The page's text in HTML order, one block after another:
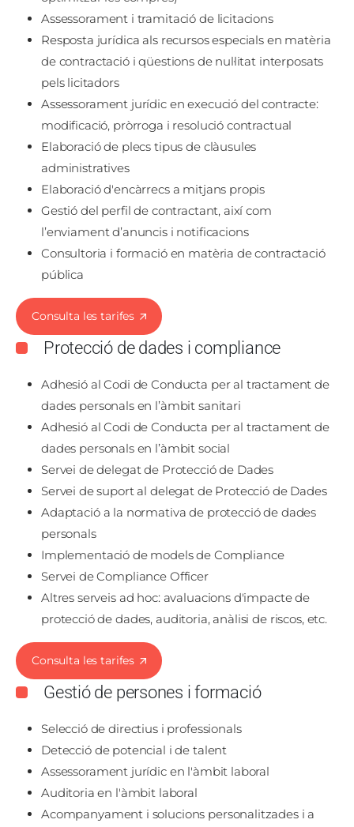
Assessorament i tramitació de licitacions
Resposta jurídica als recursos especials en matèria
de contractació i qüestions de nul·litat interposats
pels licitadors
Assessorament jurídic en execució del contracte:
modificació, pròrroga i resolució contractual
Elaboració de plecs tipus de clàusules
administratives
Elaboració d'encàrrecs a mitjans propis
Gestió del perfil de contractant, així com
l’enviament d’anuncis i notificacions
Consultoria i formació en matèria de contractació
pública
Consulta les tarifes
Protecció de dades i compliance
Adhesió al Codi de Conducta per al tractament de
dades personals en l’àmbit sanitari
Adhesió al Codi de Conducta per al tractament de
dades personals en l’àmbit social
Servei de delegat de Protecció de Dades
Servei de suport al delegat de Protecció de Dades
Adaptació a la normativa de protecció de dades
personals
Implementació de models de Compliance
Servei de Compliance Officer
Altres serveis ad hoc: avaluacions d'impacte de
protecció de dades, auditoria, anàlisi de riscos, etc.
Consulta les tarifes
Gestió de persones i formació
Selecció de directius i professionals
Detecció de potencial i de talent
Assessorament jurídic en l'àmbit laboral
Auditoria en l'àmbit laboral
Acompanyament i solucions personalitzades i a